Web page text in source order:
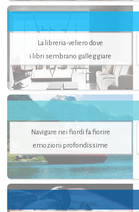
La libreria-veliero dove
i libri sembrano galleggiare
Navigare nei fiordi fa fiorire
emozioni profondissime